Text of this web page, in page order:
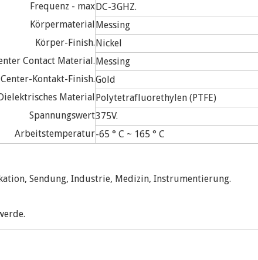
Frequenz - maxDC-3GHZ.
KörpermaterialMessing
Körper-Finish.Nickel
Contact Material.Messing
Center-Kontakt-Finish.Gold
MaterialPolytetrafluorethylen (PTFE)
Spannungswert375V.
Arbeitstemperatur-65 ° C ~ 165 ° C
Sendung, Industrie, Medizin, Instrumentierung.